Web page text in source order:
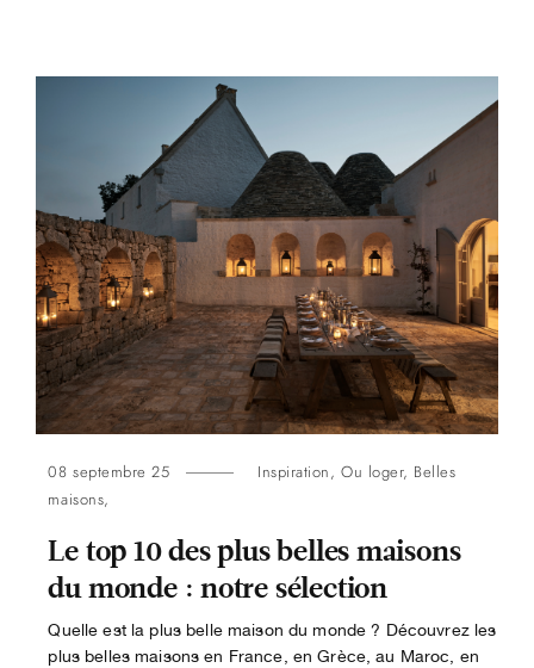
08 septembre 25 Inspiration,Ou loger, Belles
maisons,
Le top 10 des plus belles maisons
du monde : notre sélection
Quelle est la plus belle maison du monde ? Découvrez les
plus belles maisons en France, en Grèce, au Maroc, en